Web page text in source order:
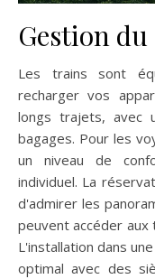
Gestion
Les trains sont
recharger vos
longs trajets, avec
bagages. Pour les
un niveau de
individuel. La
d'admirer les
peuvent accéder
L'installation dans
optimal avec des